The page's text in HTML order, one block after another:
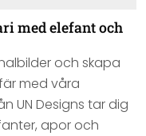
med elefant och
och skapa
med våra
UN Designs tar dig
apor och